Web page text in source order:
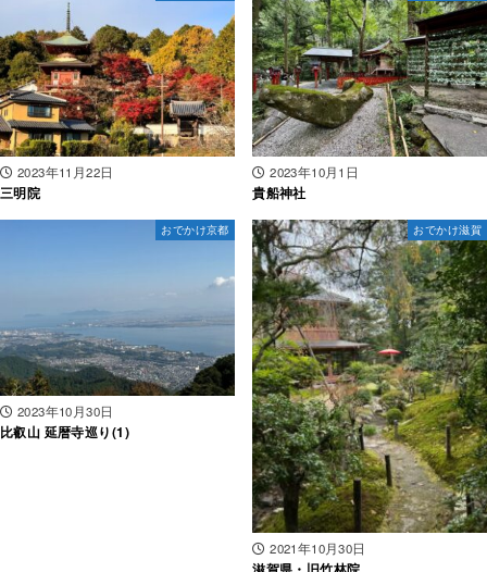
2023年11月22日
三明院
2023年10月1日
貴船神社
おでかけ京都
2023年10月30日
比叡山 延暦寺巡り(1)
おでかけ滋賀
2021年10月30日